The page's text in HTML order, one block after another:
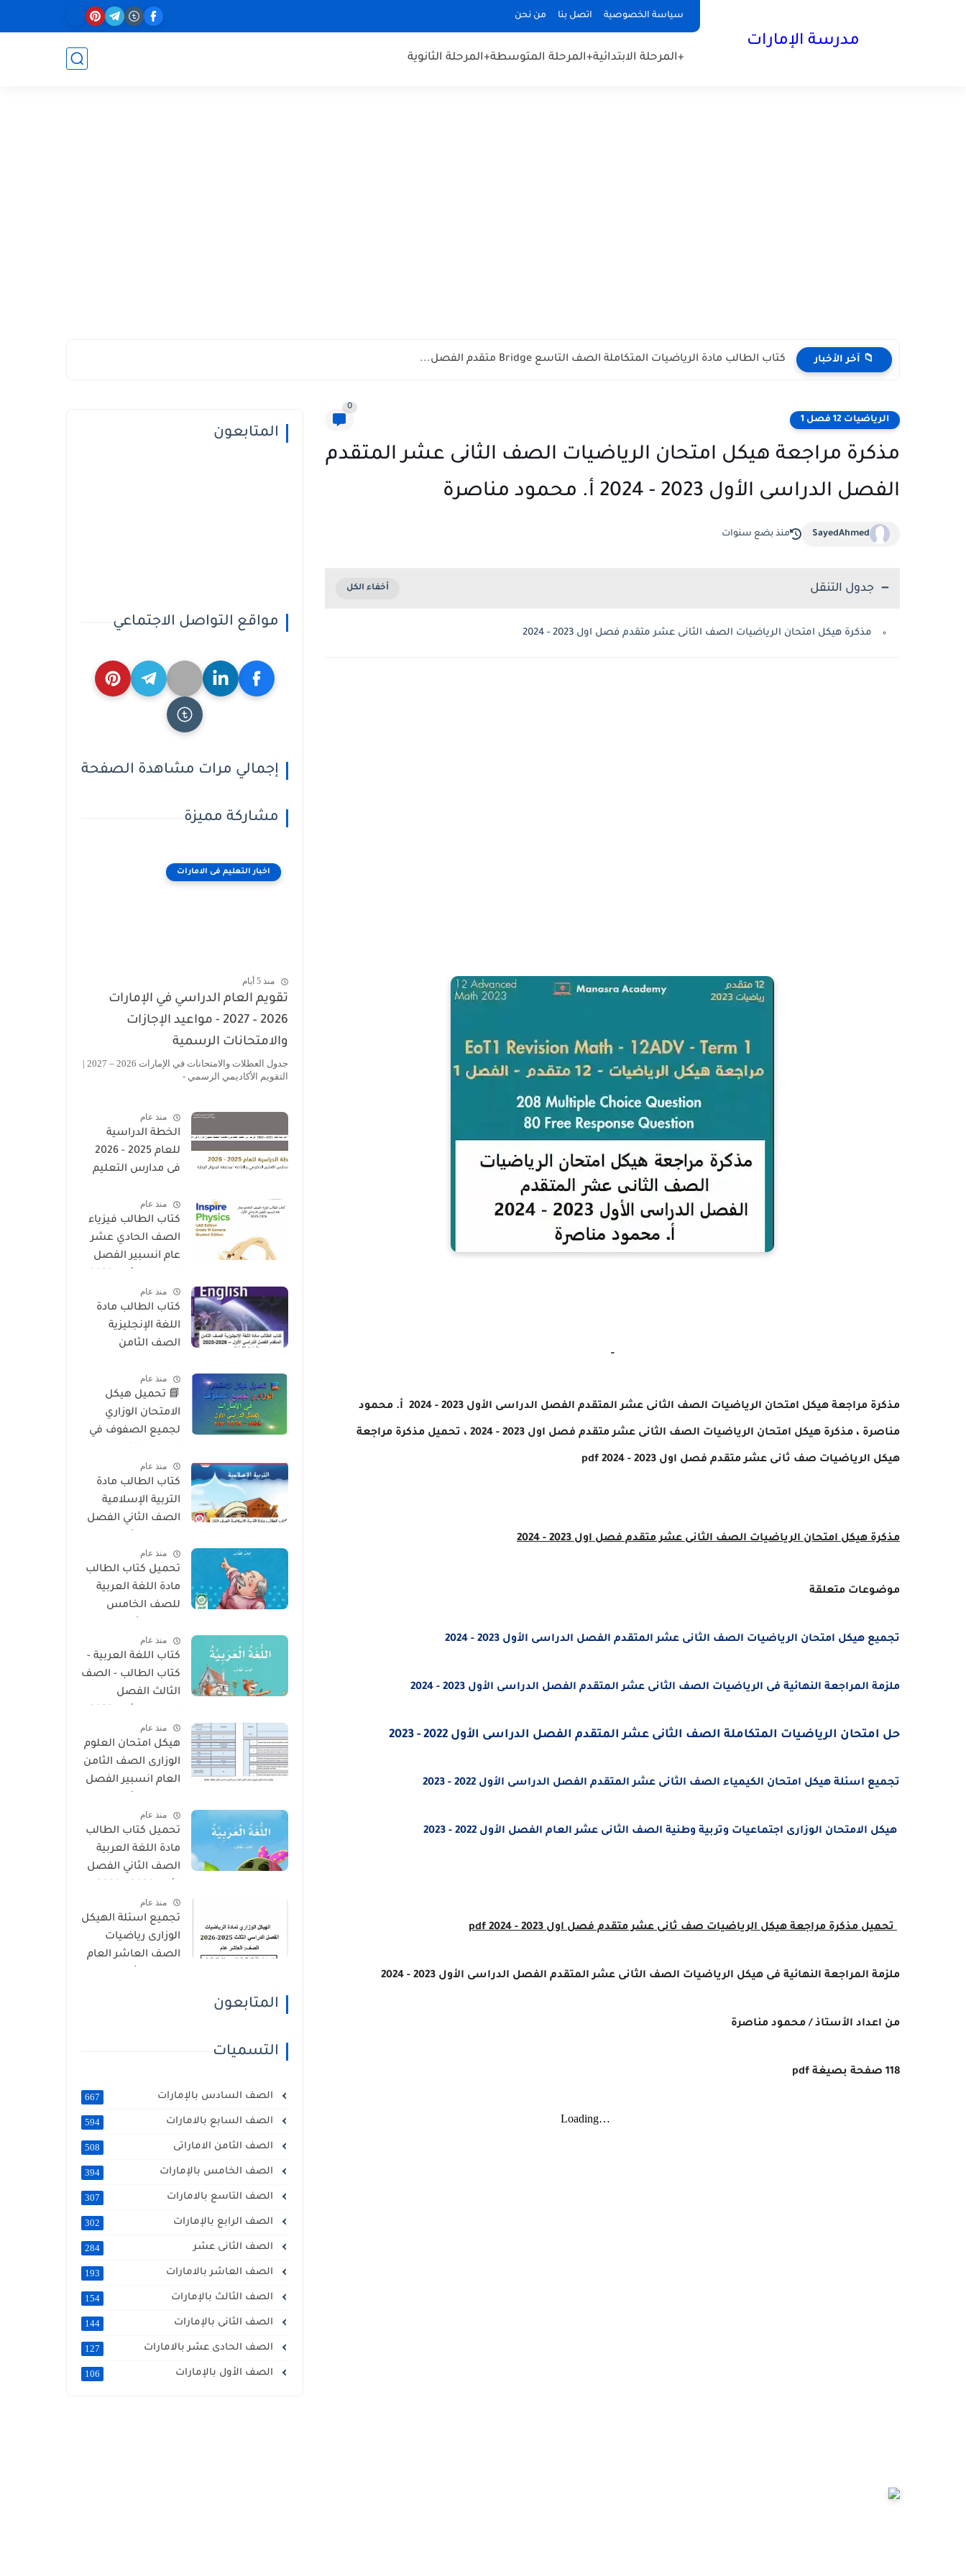
سياسة الخصوصية اتصل بنا من نحن
مدرسة الإمارات
+المرحلة الابتدائية+المرحلة المتوسطة+المرحلة الثانوية
📁 آخر الأخبار كتاب الطالب مادة الرياضيات المتكاملة الصف التاسع Bridge متقدم الفصل...
الرياضيات 12 فصل 1
0
مذكرة مراجعة هيكل امتحان الرياضيات الصف الثانى عشر المتقدم
الفصل الدراسى الأول 2023 - 2024 أ. محمود مناصرة
SayedAhmed منذ بضع سنوات
جدول التنقل
مذكرة هيكل امتحان الرياضيات الصف الثانى عشر متقدم فصل اول 2023 - 2024
-
مذكرة مراجعة هيكل امتحان الرياضيات الصف الثانى عشر المتقدم الفصل الدراسى الأول 2023 - 2024 أ. محمود
مناصرة ، مذكرة هيكل امتحان الرياضيات الصف الثانى عشر متقدم فصل اول 2023 - 2024 ، تحميل مذكرة مراجعة
هيكل الرياضيات صف ثانى عشرمتقدم فصل اول 2023 - 2024 pdf
مذكرة هيكل امتحان الرياضياتالصف الثانى عشر متقدمفصل اول 2023 - 2024
موضوعات متعلقة
تجميع هيكل امتحان الرياضيات الصف الثانى عشر المتقدم الفصل الدراسى الأول 2023 - 2024
ملزمة المراجعة النهائية فى الرياضيات الصف الثانى عشر المتقدم الفصل الدراسى الأول 2023 - 2024
حل امتحان الرياضيات المتكاملة الصف الثانى عشر المتقدم الفصل الدراسى الأول 2022 - 2023
تجميع اسئلة هيكل امتحان الكيمياء الصف الثانى عشر المتقدم الفصل الدراسى الأول 2022 - 2023
هيكل الامتحان الوزارى اجتماعيات وتربية وطنية الصف الثانى عشر العام الفصل الأول 2022 - 2023
تحميل مذكرة مراجعة هيكلالرياضياتصف ثانى عشرمتقدم فصل اول 2023 - 2024 pdf
ملزمة المراجعة النهائية فى هيكل الرياضيات الصف الثانى عشر المتقدم الفصل الدراسى الأول 2023 - 2024
من اعداد الأستاذ / محمود مناصرة
118 صفحة بصيغة pdf
المتابعون
مواقع التواصل الاجتماعي
إجمالي مرات مشاهدة الصفحة
مشاركة مميزة
اخبار التعليم فى الامارات
منذ 5 أيام
تقويم العام الدراسي في الإمارات
2026 – 2027 - مواعيد الإجازات
والامتحانات الرسمية
جدول العطلات والامتحانات في الإمارات 2026 – 2027 |
التقويم الأكاديمي الرسمي -
منذ عام
الخطة الدراسية
للعام 2025 - 2026
فى مدارس التعليم
المطبقة لمنهاج
الوزارة فى الامارات
منذ عام
كتاب الطالب فيزياء
الصف الحادي عشر
عام انسبير الفصل
2026منذ عام
كتاب الطالب مادة
اللغة الإنجليزية
الصف الثامن
2026 – المنهج
الإماراتي
منذ عام
📘 تحميل هيكل
الامتحان الوزاري
لجميع الصفوف في
2026 PDF
منذ عام
كتاب الطالب مادة
التربية الإسلامية
الصف الثاني الفصل
2026 منهج الاماراتمنذ عام
تحميل كتاب الطالب
مادة اللغة العربية
للصف الخامس
2026 منهج الإماراتمنذ عام
كتاب اللغة العربية -
كتاب الطالب - الصف
الثالث الفصل
2026 منهج الإماراتمنذ عام
هيكل امتحان العلوم
الوزارى الصف الثامن
العام انسبير الفصل
2026منذ عام
تحميل كتاب الطالب
مادة اللغة العربية
الصف الثاني الفصل
منهج الإمارات
منذ عام
تجميع اسئلة الهيكل
الوزارى رياضيات
الصف العاشر العام
المتابعون
التسميات
الصف السادس بالإمارات 667
الصف السابع بالامارات 594
الصف الثامن الاماراتى 508
الصف الخامس بالإمارات 394
الصف التاسع بالامارات 307
الصف الرابع بالإمارات 302
الصف الثانى عشر 284
الصف العاشر بالامارات 193
الصف الثالث بالإمارات 154
الصف الثانى بالإمارات 144
الصف الحادى عشر بالامارات 127
الصف الأول بالإمارات 106